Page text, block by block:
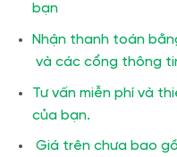
bạn
Nhận thanh toán
và các cổng thông
Tư vấn miễn phí và
của bạn.
Giá trên chưa bao